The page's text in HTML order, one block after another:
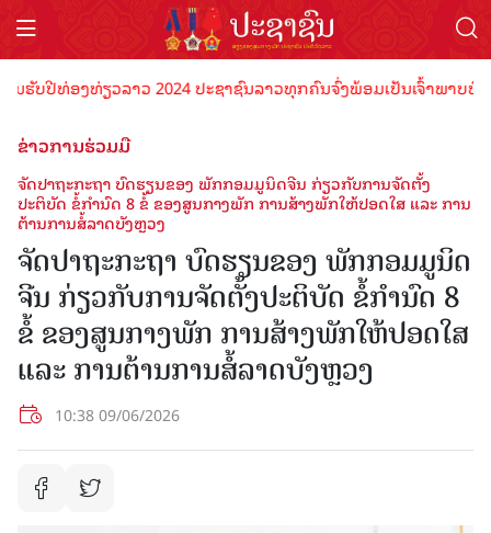
ທ່ອງທ່ຽວລາວ 2024 ປະຊາຊົນລາວທຸກຄົນຈົ່ງພ້ອມເປັນເຈົ້າພາບທີ່ດີ ຕ້
ຂ່າວການຮ່ວມມື
ຈັດປາຖະກະຖາ ບົດຮຽນຂອງ ພັກກອມມູນິດຈີນ ກ່ຽວກັບການຈັດຕັ້ງ
ປະຕິບັດ ຂໍ້ກຳນົດ 8 ຂໍ້ ຂອງສູນກາງພັກ ການສ້າງພັກໃຫ້ປອດໃສ ແລະ ການ
ຕ້ານການສໍ້ລາດບັງຫຼວງ
ຈັດປາຖະກະຖາ ບົດຮຽນຂອງ ພັກກອມມູນິດ
ຈີນ ກ່ຽວກັບການຈັດຕັ້ງປະຕິບັດ ຂໍ້ກຳນົດ 8
ຂໍ້ ຂອງສູນກາງພັກ ການສ້າງພັກໃຫ້ປອດໃສ
ແລະ ການຕ້ານການສໍ້ລາດບັງຫຼວງ
10:38 09/06/2026